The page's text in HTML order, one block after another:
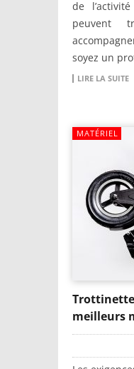
de
peuvent
soyez un
LIRE LA SUITE
MATÉRIEL
meilleurs